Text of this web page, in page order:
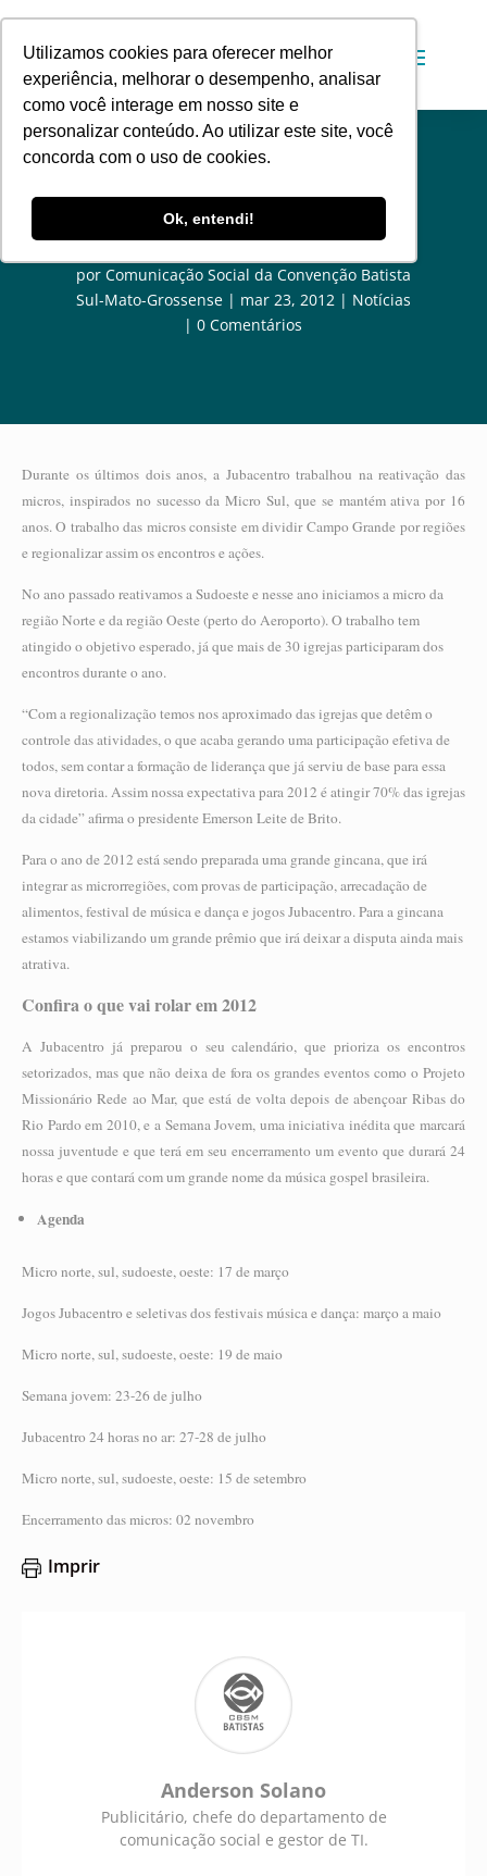
Utilizamos cookies para oferecer melhor
experiência, melhorar o desempenho, analisar
como você interage em nosso site e
personalizar conteúdo. Ao utilizar este site, você
concorda com o uso de cookies.
Ok, entendi!
Micros reúnem jovens em todas as
regiões da cidade
por Comunicação Social da Convenção Batista
Sul-Mato-Grossense
mar 23, 2012
Notícias
0 Comentários
Durante os últimos dois anos, a Jubacentro trabalhou na reativação das
micros, inspirados no sucesso da Micro Sul, que se mantém ativa por 16
anos. O trabalho das micros consiste em dividir Campo Grande por regiões
e regionalizar assim os encontros e ações.
No ano passado reativamos a Sudoeste e nesse ano iniciamos a micro da
região Norte e da região Oeste (perto do Aeroporto). O trabalho tem
atingido o objetivo esperado, já que mais de 30 igrejas participaram dos
encontros durante o ano.
“Com a regionalização temos nos aproximado das igrejas que detêm o
controle das atividades, o que acaba gerando uma participação efetiva de
todos, sem contar a formação de liderança que já serviu de base para essa
nova diretoria. Assim nossa expectativa para 2012 é atingir 70% das igrejas
da cidade” afirma o presidente Emerson Leite de Brito.
Para o ano de 2012 está sendo preparada uma grande gincana, que irá
integrar as microrregiões, com provas de participação, arrecadação de
alimentos, festival de música e dança e jogos Jubacentro. Para a gincana
estamos viabilizando um grande prêmio que irá deixar a disputa ainda mais
atrativa.
Confira o que vai rolar em 2012
A Jubacentro já preparou o seu calendário, que prioriza os encontros
setorizados, mas que não deixa de fora os grandes eventos como o Projeto
Missionário Rede ao Mar, que está de volta depois de abençoar Ribas do
Rio Pardo em 2010, e a Semana Jovem, uma iniciativa inédita que marcará
nossa juventude e que terá em seu encerramento um evento que durará 24
horas e que contará com um grande nome da música gospel brasileira.
Agenda
Micro norte, sul, sudoeste, oeste: 17 de março
Jogos Jubacentro e seletivas dos festivais música e dança: março a maio
Micro norte, sul, sudoeste, oeste: 19 de maio
Semana jovem: 23-26 de julho
Jubacentro 24 horas no ar: 27-28 de julho
Micro norte, sul, sudoeste, oeste: 15 de setembro
Encerramento das micros: 02 novembro
Imprir
Publicitário, chefe do departamento de
comunicação social e gestor de TI.
Anderson Solano